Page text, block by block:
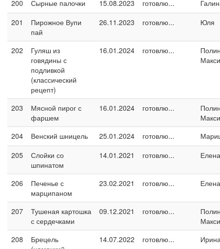
200 Сырные палочки 15.08.2023 готовлю...
201
Пирожное Вупи
пай
26.11.2023 готовлю... Юля
202
Гуляш из
говядины с
подливкой
(классический
рецепт)
16.01.2024 готовлю...
203
Мясной пирог с
фаршем
16.01.2024 готовлю...
204
Венский шницель 25.01.2024 готовлю...
205
Слойки со
шпинатом
14.01.2021 готовлю...
206
Печенье с
марципаном
23.02.2021 готовлю...
207
Тушеная картошка
с сердечками
09.12.2021 готовлю...
208
Брецель
14.07.2022 готовлю...